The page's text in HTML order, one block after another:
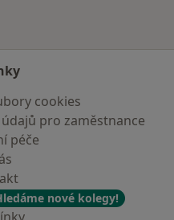
cookies
pro zaměstnance
péče
nové kolegy!